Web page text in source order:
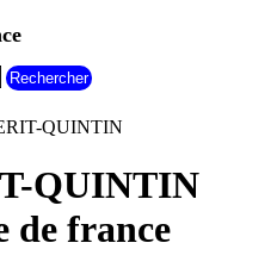
QUINTIN
QUINTIN
de france